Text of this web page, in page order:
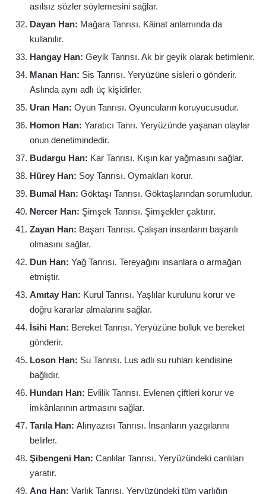
asılsız sözler söylemesini sağlar.
Dayan Han: Mağara Tanrısı. Kâinat anlamında da
kullanılır.
Hangay Han: Geyik Tanrısı. Ak bir geyik olarak betimlenir.
Manan Han: Sis Tanrısı. Yeryüzüne sisleri o gönderir.
Aslında aynı adlı üç kişidirler.
Uran Han: Oyun Tanrısı. Oyuncuların koruyucusudur.
Homon Han: Yaratıcı Tanrı. Yeryüzünde yaşanan olaylar
onun denetimindedir.
Budargu Han: Kar Tanrısı. Kışın kar yağmasını sağlar.
Hürey Han: Soy Tanrısı. Oymakları korur.
Bumal Han: Göktaşı Tanrısı. Göktaşlarından sorumludur.
Nercer Han: Şimşek Tanrısı. Şimşekler çaktırır.
Zayan Han: Başarı Tanrısı. Çalışan insanların başarılı
olmasını sağlar.
Dun Han: Yağ Tanrısı. Tereyağını insanlara o armağan
etmiştir.
Amıtay Han: Kurul Tanrısı. Yaşlılar kurulunu korur ve
doğru kararlar almalarını sağlar.
İsihi Han: Bereket Tanrısı. Yeryüzüne bolluk ve bereket
gönderir.
Loson Han: Su Tanrısı. Lus adlı su ruhları kendisine
bağlıdır.
Hundarı Han: Evlilik Tanrısı. Evlenen çiftleri korur ve
imkânlarının artmasını sağlar.
Tarıla Han: Alınyazısı Tanrısı. İnsanların yazgılarını
belirler.
Şibengeni Han: Canlılar Tanrısı. Yeryüzündeki canlıları
yaratır.
Ang Han: Varlık Tanrısı. Yeryüzündeki tüm varlığın